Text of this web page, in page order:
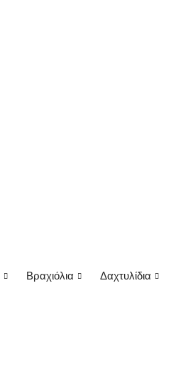
Βραχιόλια Δαχτυλίδια